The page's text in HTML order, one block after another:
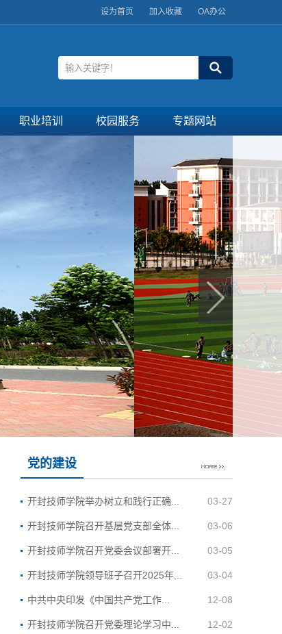
设为首页 加入收藏 OA办公
职业培训 校园服务 专题网站
党的建设
03-27
开封技师学院举办树立和践行正确...
03-06
开封技师学院召开基层党支部全体...
03-05
开封技师学院召开党委会议部署开...
03-04
开封技师学院领导班子召开2025年...
12-08
中共中央印发《中国共产党​工作...
12-02
开封技师学院召开党委理论学习中...